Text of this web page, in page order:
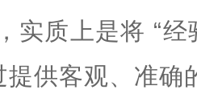
实质上是将 “
提供客观、准确